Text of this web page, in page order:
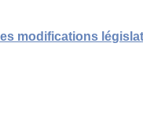
modifications